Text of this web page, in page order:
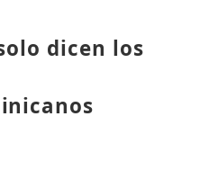
dicen los